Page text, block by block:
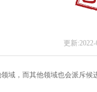
更新
域，而其他领域也会派斥候